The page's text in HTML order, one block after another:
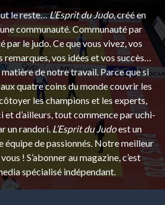
le reste…L’Esprit du Judo, créé en
communauté. Communauté par
par le judo. Ce que vous vivez, vos
vos idées et vos succès…
de notre travail. Parce que si
quatre coins du monde couvrir les
les champions et les experts,
et d’ailleurs, tout commence par uchi-
un randori.L’Esprit du Judoest un
équipe de passionnés. Notre meilleur
! S’abonner au magazine, c’est
spécialisé indépendant.